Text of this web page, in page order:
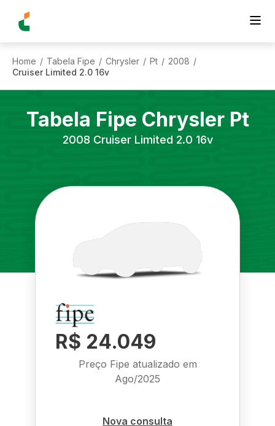
Home / Tabela Fipe / Chrysler / Pt / 2008 /
Cruiser Limited 2.0 16v
Tabela Fipe Chrysler Pt
2008 Cruiser Limited 2.0 16v
R$ 24.049
Preço Fipe atualizado em
Ago/2025
Nova consulta